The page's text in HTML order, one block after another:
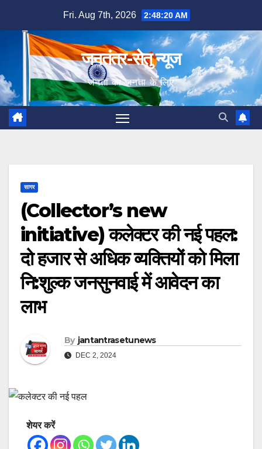
content
Fri. Aug 7th, 2026 2:48:21 AM
जनतंत्र-सेतु न्यूज
जनता का जनता के लिए
सागर
(Collector’s new
initiative) कलेक्टर की नई पहल:
दो हजार से अधिक व्यक्तियों को मिला
नि:शुल्क जनसुनवाई में आवेदन का
लाभ
By jantantrasetunews
DEC 2, 2024
शेयर करें